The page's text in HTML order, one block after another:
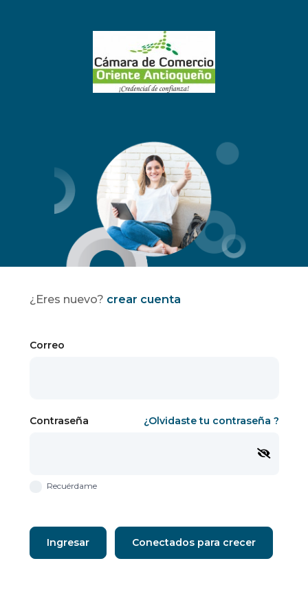
¿Eres nuevo? crear cuenta
Correo
Contraseña ¿Olvidaste tu contraseña ?
Recuérdame
Ingresar Conectados para crecer